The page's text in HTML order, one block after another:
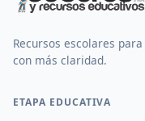
Recursos escolares
con más claridad.
ETAPA EDUCATIVA